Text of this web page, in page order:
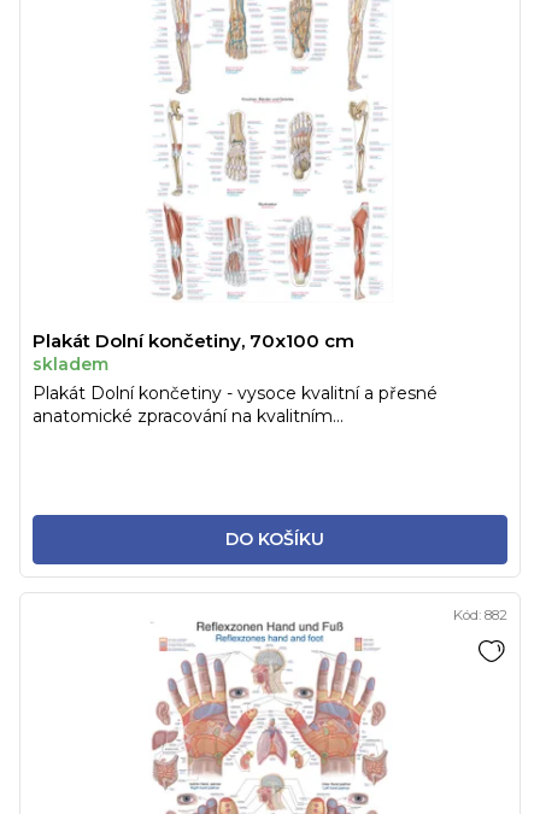
Plakát Dolní končetiny, 70x100 cm
skladem
DO KOŠÍKU
Plakát Dolní končetiny - vysoce kvalitní a přesné
anatomické zpracování na kvalitním...
Kód: 882